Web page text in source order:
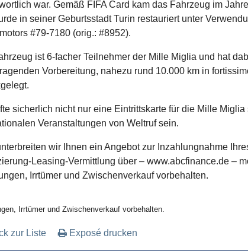
war. Gemäß FIFA Card kam das Fahrzeug im
in seiner Geburtsstadt Turin restauriert unter
#79-7180 (orig.: #8952).
ist 6-facher Teilnehmer der Mille Miglia und hat
Vorbereitung, nahezu rund 10.000 km in
sicherlich nicht nur eine Eintrittskarte für die Mille
Veranstaltungen von Weltruf sein.
wir Ihnen ein Angebot zur Inzahlungnahme
Leasing-Vermittlung über – www.abcfinance.de –
Irrtümer und Zwischenverkauf vorbehalten.
Irrtümer und Zwischenverkauf vorbehalten.
zur Liste Exposé drucken